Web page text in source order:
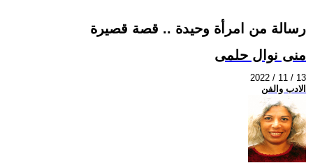
رسالة من امرأة وحيدة .. قصة قصيرة
منى نوال حلمى
2022 / 11 / 13
الادب والفن